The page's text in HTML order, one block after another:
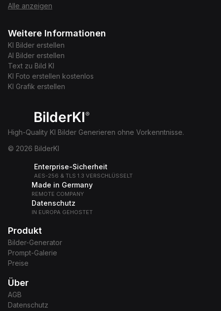
Alle anzeigen
Weitere Informationen
KI Bilder erstellen
AI Bilder erstellen
Text zu Bild KI
KI Foto erstellen kostenlos
KI Grafik erstellen
BilderKI®
High-Quality KI Bilder Generieren ohne Vorkenntnisse.
© 2026 BilderKI
Enterprise-Sicherheit
AES-256 & TLS 1.3 VERSCHLÜSSELT
Made in Germany
REMOTE COMPANY
Datenschutz
IN EUROPA GEHOSTET
Produkt
Bilder-Generator
Prompt-Galerie
Preise
Über
AGB
Datenschutz